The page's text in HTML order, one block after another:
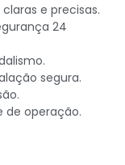
e precisas.
24
segura.
de operação.